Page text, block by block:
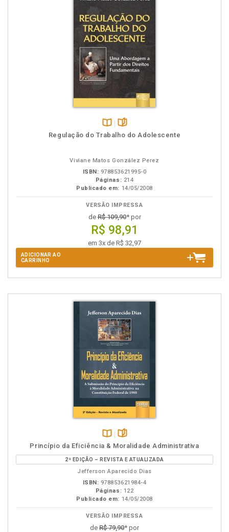
Disponível
páginas
Regulação do Trabalho do Adolescente
Viviane Matos González Perez
ISBN: 978853621995-0
Páginas: 214
Publicado em: 14/05/2008
VERSÃO IMPRESSA
deR$ 109,90* por
R$ 98,91
em 3x de R$ 32,97
ADICIONAR AO
CARRINHO
Disponível
na
B.V.
páginas
Princípio da Eficiência & Moralidade Administrativa
2ª EDIÇÃO – REVISTA E ATUALIZADA
Jefferson Aparecido Dias
ISBN: 978853621984-4
Páginas: 122
Publicado em: 14/05/2008
VERSÃO IMPRESSA
de R$ 79,90* por